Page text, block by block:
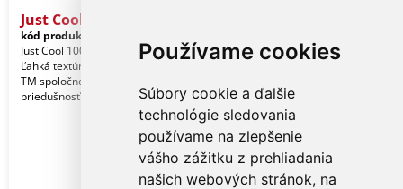
Používame cookies
Súbory cookie a ďalšie
technológie sledovania
používame na zlepšenie
vášho zážitku z prehliadania
našich webových stránok, na
Just Cool Cool Polo
kód produktu:
Just Cool 100% polyester. Voľný strih.
Ľahká textúrovaná tkanina Neoteric
TM spoločnosti AWDis s prirodzenou
priedušnosť